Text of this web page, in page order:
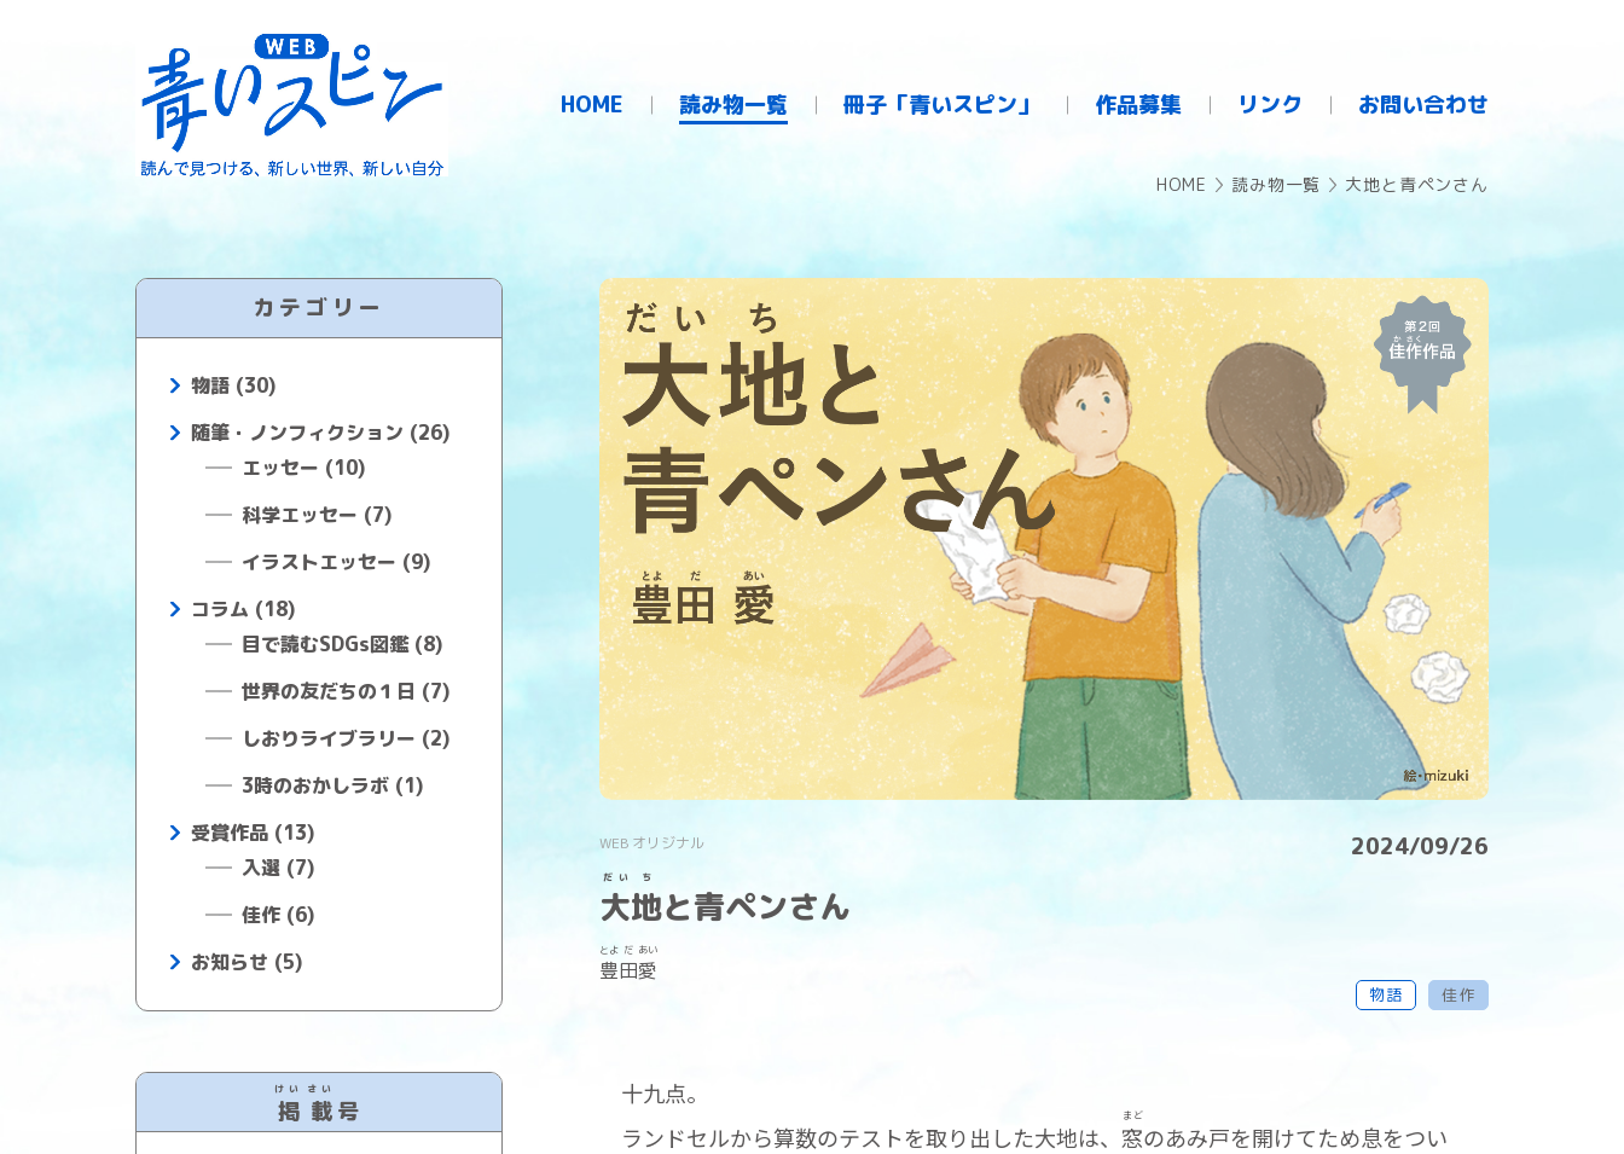
HOME 読み物一覧 冊子「青いスピン」 作品募集 リンク お問い合わせ
HOME 読み物一覧 大地と青ペンさん
WEB オリジナル 2024/09/26
大
だい
地
ち
と青ペンさん
豊
とよ
田
だ
愛
あい
物語 佳作
十九点。
ランドセルから算数のテストを取り出した大地は、 窓
まど
のあみ戸を開けてため息をつい
カテゴリー
物語 (30)
随筆・ノンフィクション (26)
エッセー (10)
科学エッセー (7)
イラストエッセー (9)
コラム (18)
目で読むSDGs図鑑 (8)
世界の友だちの１日 (7)
しおりライブラリー (2)
3時のおかしラボ (1)
受賞作品 (13)
入選 (7)
佳作 (6)
お知らせ (5)
掲
けい
載
さい
号